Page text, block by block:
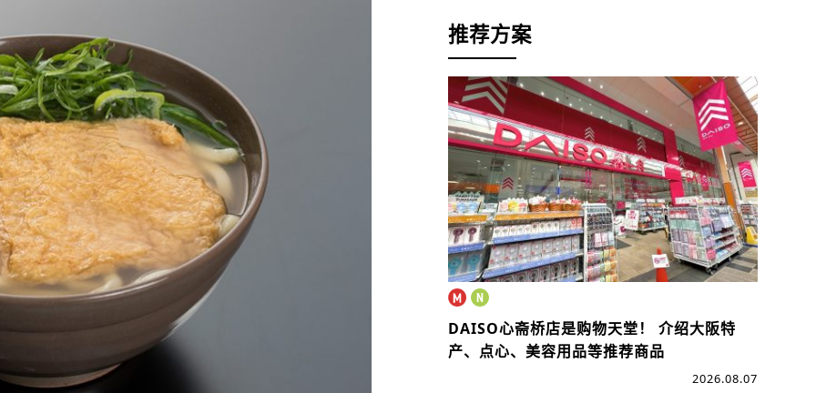
推荐方案
DAISO心斋桥店是购物天堂！介绍大阪特
产、点心、美容用品等推荐商品
2026.08.07